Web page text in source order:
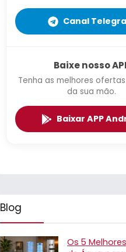
Canal
Baixe nosso
Tenha as melhores
da sua mão.
Baixar APP
Blog
Os 5